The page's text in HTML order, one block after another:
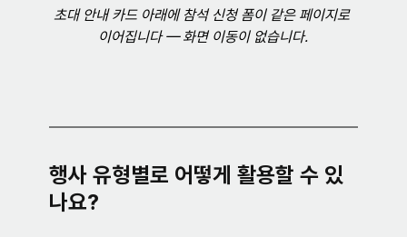
초대 안내 카드 아래에 참석 신청 폼이 같은 페이지로
이어집니다 — 화면 이동이 없습니다.
행사 유형별로 어떻게 활용할 수 있
나요?